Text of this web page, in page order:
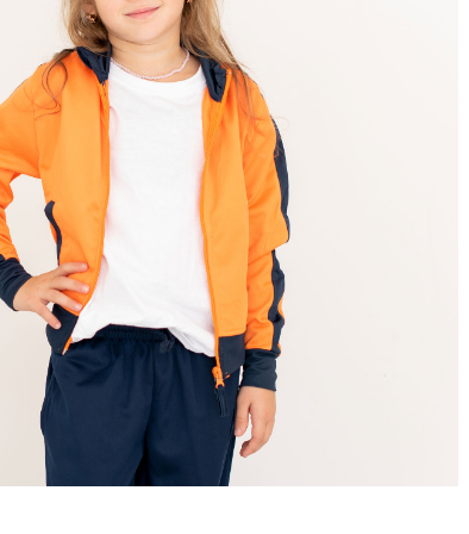
Костюмы утепленные
Штаны (Брюки)
Камуфляжные брюки
Утепленные брюки
Детские штаны
Штаны для работы
Брюки ХоРеКа и медицина
Джинсы, брюки на каждый день
Полукомбинезоны
Полукомбинезоны не утепленные
Полукомбинезоны утепленные
Полукомбинезоны Outlet